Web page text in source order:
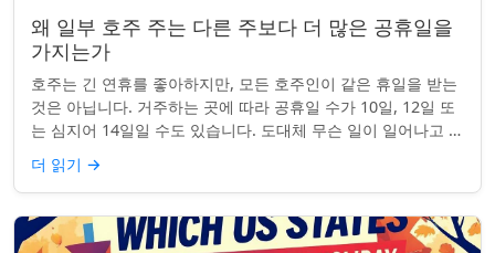
왜 일부 호주 주는 다른 주보다 더 많은 공휴일을
가지는가
호주는 긴 연휴를 좋아하지만, 모든 호주인이 같은 휴일을 받는
것은 아닙니다. 거주하는 곳에 따라 공휴일 수가 10일, 12일 또
는 심지어 14일일 수도 있습니다. 도대체 무슨 일이 일어나고 있
는 걸까요? 왜 일부 ...
더 읽기 →